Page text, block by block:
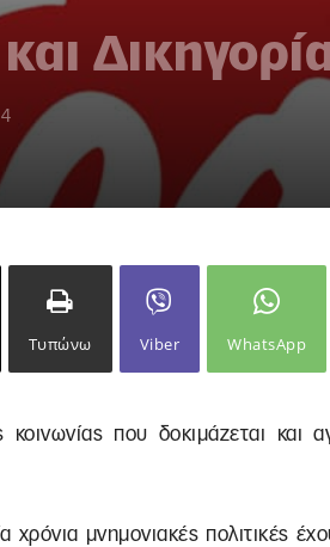
Τυπώνω Viber WhatsApp
που δοκιμάζεται και
χρόνια μνημονιακές πολιτικές